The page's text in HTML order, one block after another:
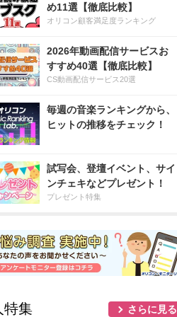
め11選【徹底比較】
オリコン顧客満足度ランキング
2026年動画配信サービスお
すすめ40選【徹底比較】
CS動画配信サービス20選
毎週の音楽ランキングから、
ヒットの推移をチェック！
試写会、登壇イベント、サイ
ンチェキなどプレゼント！
プレゼント特集
特集 さらに見る